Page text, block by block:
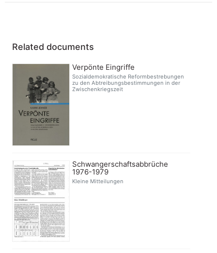
Related documents
Verpönte Eingriffe
Sozialdemokratische Reformbestrebungen
zu den Abtreibungsbestimmungen in der
Zwischenkriegszeit
Schwangerschaftsabbrüche
1976-1979
Kleine Mitteilungen